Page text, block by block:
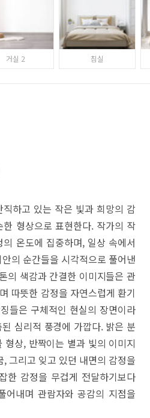
거실 2 침실
하고 있는 작은 빛과 희망의 감
형상으로 표현한다. 작가의 작
온도에 집중하며, 일상 속에서
의 순간들을 시각적으로 풀어낸
의 색감과 간결한 이미지들은 관
따뜻한 감정을 자연스럽게 환기
들은 구체적인 현실의 장면이라
심리적 풍경에 가깝다. 밝은 분
형상, 반짝이는 별과 빛의 이미지
그리고 잊고 있던 내면의 감정을
한 감정을 무겁게 전달하기보다
어내며 관람자와 공감의 지점을